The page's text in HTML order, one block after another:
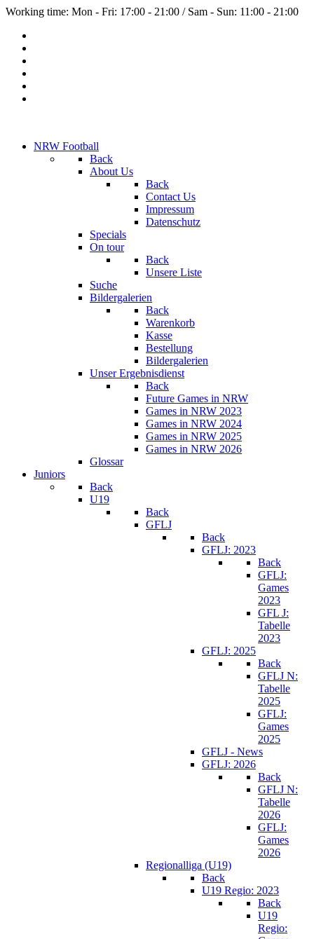
Working time: Mon - Fri: 17:00 - 21:00 / Sam - Sun: 11:00 - 21:00
NRW Football
Back
About Us
Back
Contact Us
Impressum
Datenschutz
Specials
On tour
Back
Unsere Liste
Suche
Bildergalerien
Back
Warenkorb
Kasse
Bestellung
Bildergalerien
Unser Ergebnisdienst
Back
Future Games in NRW
Games in NRW 2023
Games in NRW 2024
Games in NRW 2025
Games in NRW 2026
Glossar
Juniors
Back
U19
Back
GFLJ
Back
GFLJ: 2023
Back
GFLJ:
Games
2023
GFL J:
Tabelle
2023
GFLJ: 2025
Back
GFLJ N:
Tabelle
2025
GFLJ:
Games
2025
GFLJ - News
GFLJ: 2026
Back
GFLJ N:
Tabelle
2026
GFLJ:
Games
2026
Regionalliga (U19)
Back
U19 Regio: 2023
Back
U19
Regio: